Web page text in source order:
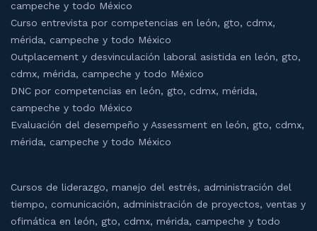
campeche y todo México
Curso entrevista por competencias en león, gto, cdmx,
mérida, campeche y todo México
Outplacement y desvinculación laboral asistida en león, gto,
cdmx, mérida, campeche y todo México
DNC por competencias en león, gto, cdmx, mérida,
campeche y todo México
Evaluación del desempeño y Assessment en león, gto, cdmx,
mérida, campeche y todo México
Cursos de liderazgo, manejo del estrés, administración del
tiempo, comunicación, administración de proyectos, ventas y
ofimática en león, gto, cdmx, mérida, campeche y todo